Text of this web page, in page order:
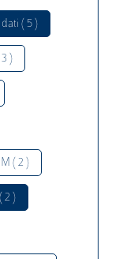
( 5 )
)
( 2 )
2 )